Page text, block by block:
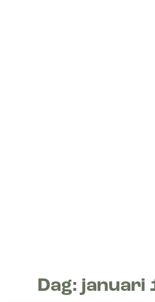
Dag: januari